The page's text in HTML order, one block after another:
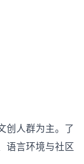
创人群为主。了
语言环境与社区